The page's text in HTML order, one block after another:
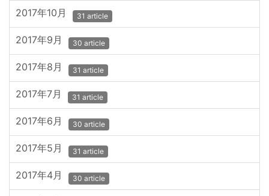
2017年10月 31 article
2017年9月 30 article
2017年8月 31 article
2017年7月 31 article
2017年6月 30 article
2017年5月 31 article
2017年4月 30 article